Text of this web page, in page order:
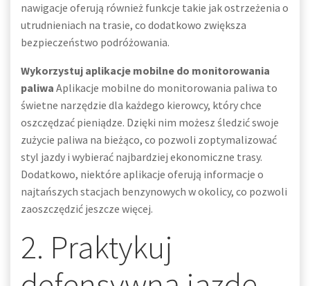
nawigacje oferują również funkcje takie jak ostrzeżenia o
utrudnieniach na trasie, co dodatkowo zwiększa
bezpieczeństwo podróżowania.
Wykorzystuj aplikacje mobilne do monitorowania
paliwa Aplikacje mobilne do monitorowania paliwa to
świetne narzędzie dla każdego kierowcy, który chce
oszczędzać pieniądze. Dzięki nim możesz śledzić swoje
zużycie paliwa na bieżąco, co pozwoli zoptymalizować
styl jazdy i wybierać najbardziej ekonomiczne trasy.
Dodatkowo, niektóre aplikacje oferują informacje o
najtańszych stacjach benzynowych w okolicy, co pozwoli
zaoszczędzić jeszcze więcej.
2. Praktykuj